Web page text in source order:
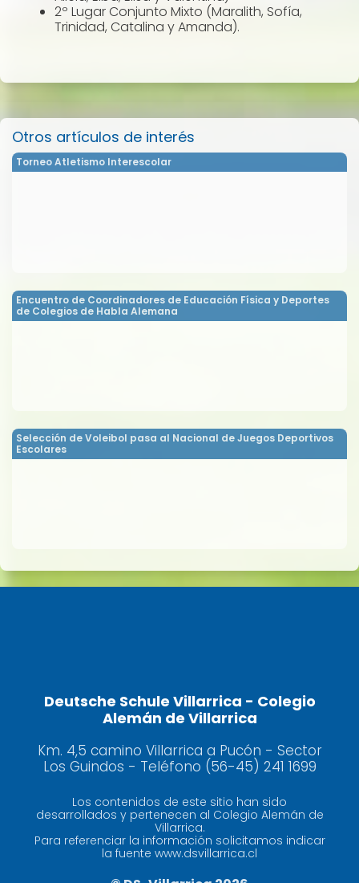
2º Lugar Conjunto Mixto (Maralith, Sofía,
Trinidad, Catalina y Amanda).
Otros artículos de interés
Torneo Atletismo Interescolar
Encuentro de Coordinadores de Educación Física y Deportes
de Colegios de Habla Alemana
Selección de Voleibol pasa al Nacional de Juegos Deportivos
Escolares
Deutsche Schule Villarrica - Colegio
Alemán de Villarrica
Km. 4,5 camino Villarrica a Pucón - Sector
Los Guindos - Teléfono (56-45) 241 1699
Los contenidos de este sitio han sido
desarrollados y pertenecen al Colegio Alemán de
Villarrica.
Para referenciar la información solicitamos indicar
la fuente www.dsvillarrica.cl